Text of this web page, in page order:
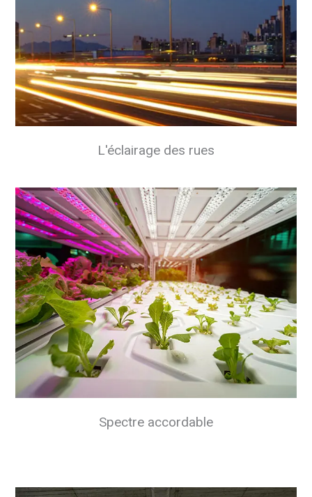
L'éclairage des rues
Spectre accordable